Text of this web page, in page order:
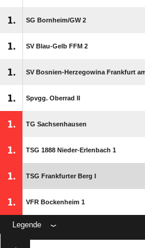
1. SG Bornheim/​GW 2
1. SV Blau-Gelb FFM 2
1. SV Bosnien-Herzegowina Frankfurt
1. Spvgg. Oberrad II
1. TG Sachsenhausen
1. TSG 1888 Nieder-Erlenbach 1
1. TSG Frankfurter Berg I
1. VFR Bockenheim 1
Legende